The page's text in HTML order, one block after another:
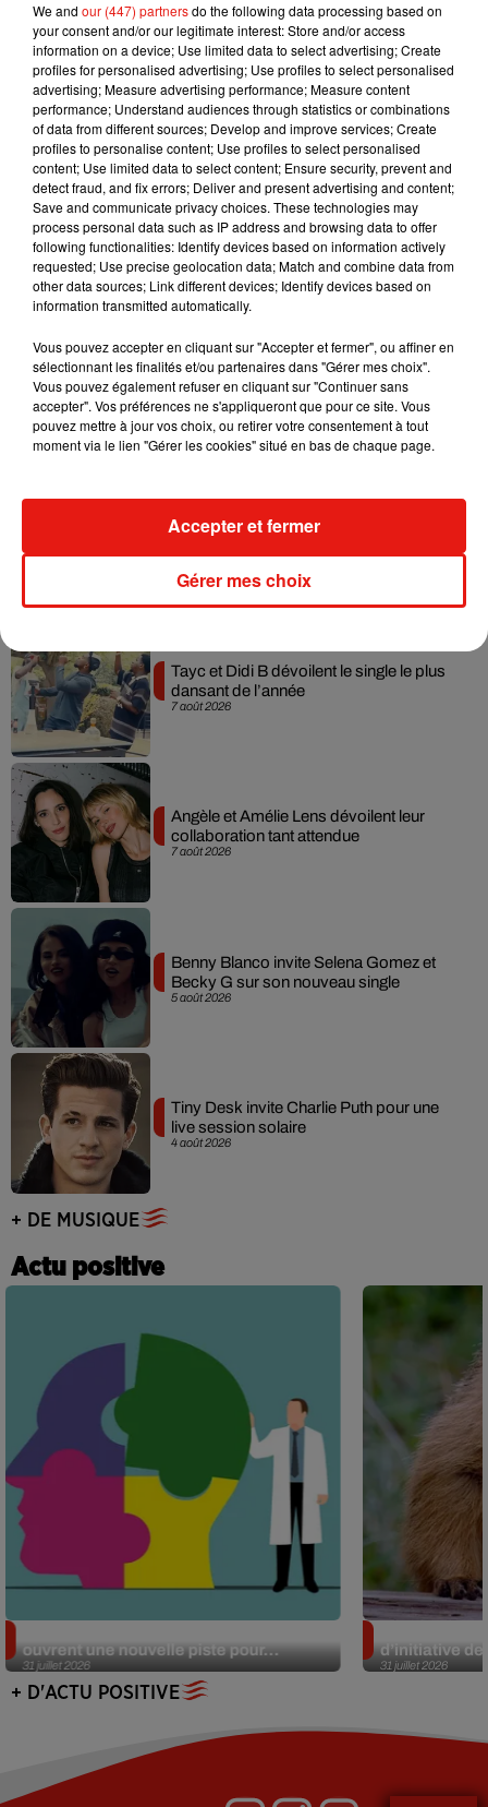
j’aimais" , a-t-il ajouté."Je suis propriétaire de ce domaine
depuis 26 ans, mais depuis que j’ai clôturé le terrain, je suis
victime de braconnage à répétition et d’intrusions dans ma
propriété", a déploré Alain Martin."Il n’y a pas d’acte de
chasse. Là, c’est gratuit. Tirer des animaux, les laisser
souffrir, c’est de la barbarie !"
, s'est indigné l'homme qui
appelle aujourd'hui à des sanctions contre ces chasseurs et
contre l’homme qui a tué Hercule.
Musique
7 août 2026
Julien Lieb s’essaye à la vie de chatelain
dans son nouveau clip
7 août 2026
Madonna sort enfin le remix de « Love
7 août 2026
Tayc et Didi B dévoilent le single le plus
dansant de l’année
7 août 2026
Angèle et Amélie Lens dévoilent leur
collaboration tant attendue
5 août 2026
Benny Blanco invite Selena Gomez et
Becky G sur son nouveau single
4 août 2026
Tiny Desk invite Charlie Puth pour une
live session solaire
+ DE MUSIQUE
Actu positive
31 juillet 2026
ouvrent une nouvelle piste pour...
31 juillet 2026
d’initiative
+ D'ACTU POSITIVE
We and our (447) partnersdo the following data processing based on
your consent and/or our legitimate interest: Store and/or access
information on a device; Use limited data to select advertising; Create
profiles for personalised advertising; Use profiles to select personalised
advertising; Measure advertising performance; Measure content
performance; Understand audiences through statistics or combinations
of data from different sources; Develop and improve services; Create
profiles to personalise content; Use profiles to select personalised
content; Use limited data to select content; Ensure security, prevent and
detect fraud, and fix errors; Deliver and present advertising and content;
Save and communicate privacy choices. These technologies may
process personal data such as IP address and browsing data to offer
following functionalities: Identify devices based on information actively
requested; Use precise geolocation data; Match and combine data from
other data sources; Link different devices; Identify devices based on
information transmitted automatically.
Vous pouvez accepter en cliquant sur "Accepter et fermer", ou affiner en
sélectionnant les finalités et/ou partenaires dans "Gérer mes choix".
Vous pouvez également refuser en cliquant sur "Continuer sans
accepter". Vos préférences ne s'appliqueront que pour ce site. Vous
pouvez mettre à jour vos choix, ou retirer votre consentement à tout
moment via le lien "Gérer les cookies" situé en bas de chaque page.
Gérer mes choix
Accepter et fermer